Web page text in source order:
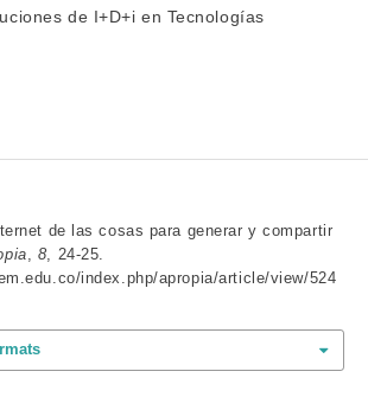
de I+D+i en Tecnologías
de las cosas para generar y compartir
, 8, 24-25.
index.php/apropia/article/view/524